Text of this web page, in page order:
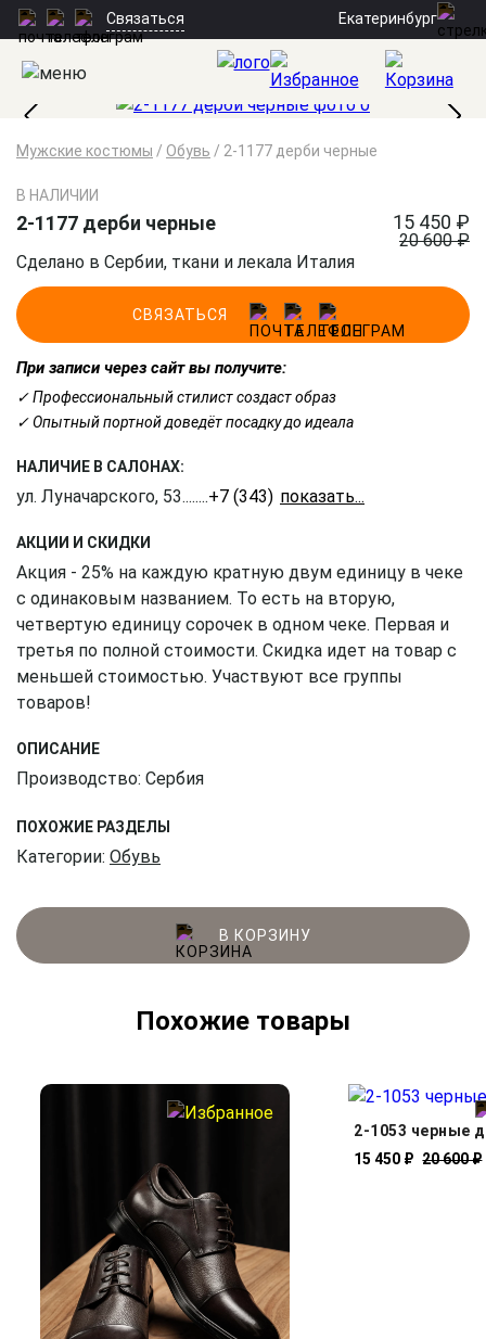
Связаться Екатеринбург
Мужские костюмы / Обувь / 2-1177 дерби черные
В НАЛИЧИИ
2-1177 дерби черные 15 450 ₽
20 600 ₽
Сделано в Сербии, ткани и лекала Италия
СВЯЗАТЬСЯ
При записи через сайт вы получите:
✓ Профессиональный стилист создаст образ
✓ Опытный портной доведёт посадку до идеала
НАЛИЧИЕ В САЛОНАХ:
ул. Луначарского, 53........+7 (343) 226-41-61
АКЦИИ И СКИДКИ
Акция - 25% на каждую кратную двум единицу в чеке
с одинаковым названием. То есть на вторую,
четвертую единицу сорочек в одном чеке. Первая и
третья по полной стоимости. Скидка идет на товар с
меньшей стоимостью. Участвуют все группы
товаров!
ОПИСАНИЕ
Производство: Сербия
ПОХОЖИЕ РАЗДЕЛЫ
Категории: Обувь
В КОРЗИНУ
Похожие товары
2-1053 черные
15 450 ₽ 20 600 ₽